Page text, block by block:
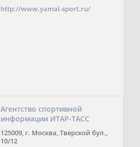
http://www.yamal-sport.ru/
Агентство спортивной
информации ИТАР-ТАСС
125009, г. Москва, Тверской бул.,
10/12